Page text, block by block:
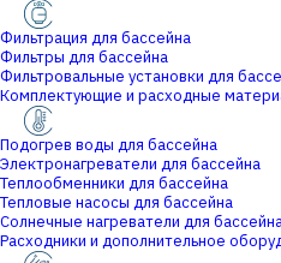
Фильтрация для бассейна
Фильтры для бассейна
Фильтровальные установки для
Комплектующие и расходные
Подогрев воды для бассейна
Электронагреватели для бассейна
Теплообменники для бассейна
Тепловые насосы для бассейна
Солнечные нагреватели для
Расходники и дополнительное